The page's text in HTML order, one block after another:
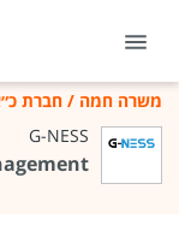
משרה חמה / חברת
G-NESS